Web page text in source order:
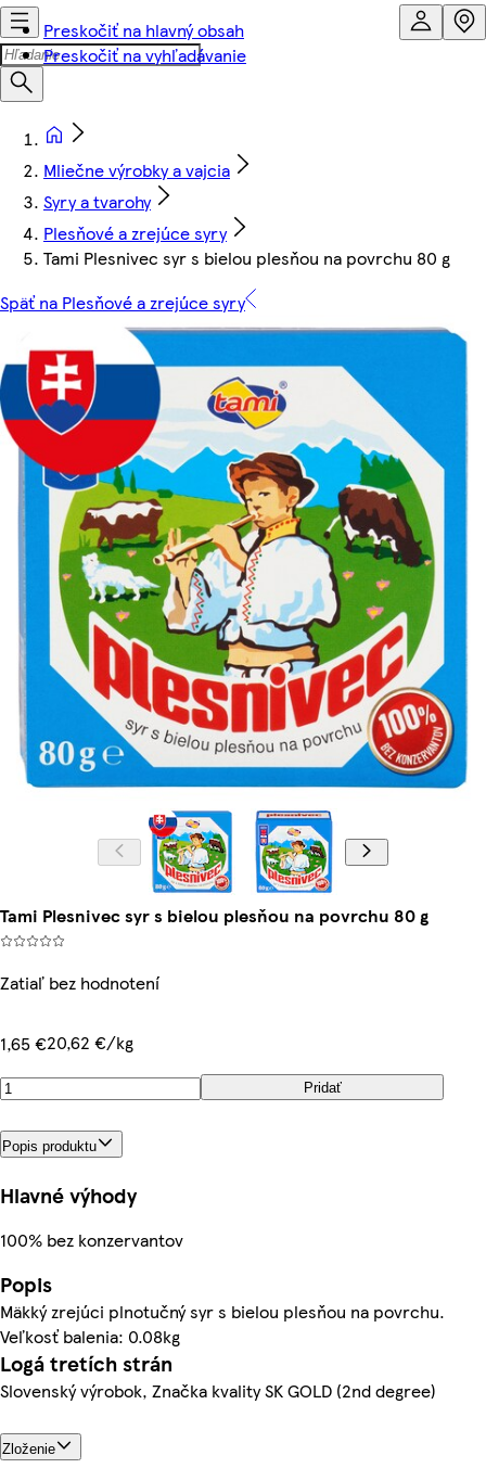
Preskočiť na hlavný obsah
Preskočiť na vyhľadávanie
Mliečne výrobky a vajcia
Syry a tvarohy
Plesňové a zrejúce syry
Tami Plesnivec syr s bielou plesňou na povrchu 80 g
Späť na Plesňové a zrejúce syry
Tami Plesnivec syr s bielou plesňou na povrchu 80 g
Zatiaľ bez hodnotení
1,65 €20,62 €/kg
Pridať
Popis produktu
Hlavné výhody
100% bez konzervantov
Popis
Mäkký zrejúci plnotučný syr s bielou plesňou na povrchu.
Veľkosť balenia: 0.08kg
Logá tretích strán
Slovenský výrobok, Značka kvality SK GOLD (2nd degree)
Zloženie